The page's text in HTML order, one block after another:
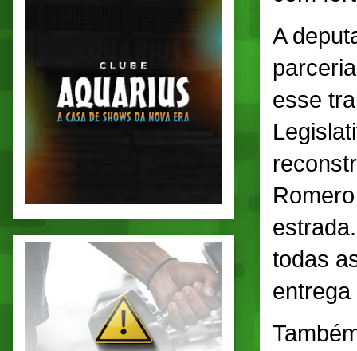
A
esse
todas
entrega